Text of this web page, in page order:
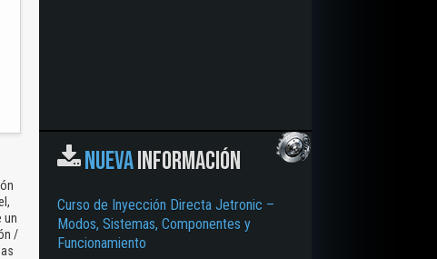
un
/
NUEVAINFORMACIÓN
Curso de Inyección Directa Jetronic –
Modos, Sistemas, Componentes y
Funcionamiento